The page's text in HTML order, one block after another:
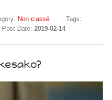
Non classé
Tags:
Post Date: 2019-02-14